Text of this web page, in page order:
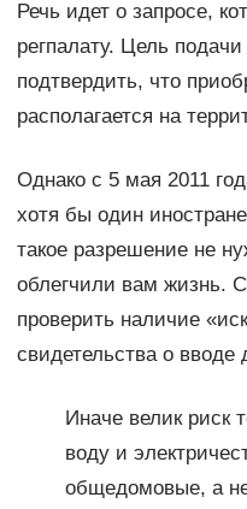
Речь идет о запросе,
регпалату. Цель подачи
подтвердить, что
располагается на
Однако с 5 мая 2011
хотя бы один
такое разрешение не
облегчили вам жизнь.
проверить наличие
свидетельства о
Иначе велик риск
воду и
общедомовые, а